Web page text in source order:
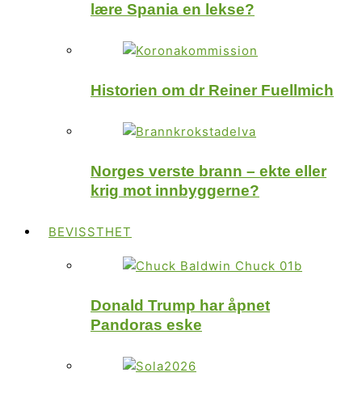
lære Spania en lekse?
Historien om dr Reiner Fuellmich
Norges verste brann – ekte eller
krig mot innbyggerne?
BEVISSTHET
Donald Trump har åpnet
Pandoras eske